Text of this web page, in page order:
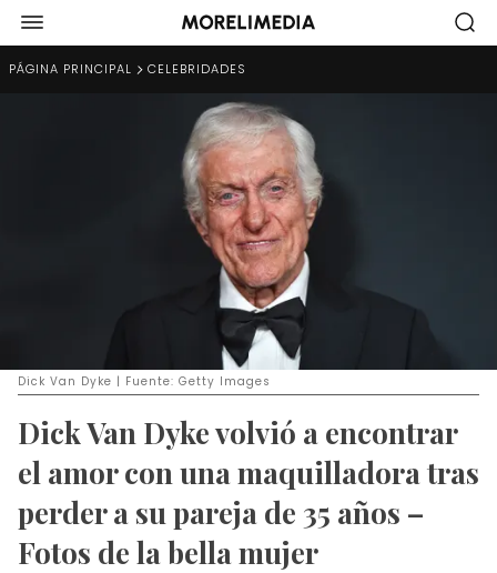
PÁGINA PRINCIPAL CELEBRIDADES
Dick Van Dyke | Fuente: Getty Images
Dick Van Dyke volvió a encontrar
el amor con una maquilladora tras
perder a su pareja de 35 años –
Fotos de la bella mujer